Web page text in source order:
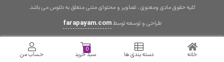
خانه دسته بندی ها سبد خرید
0
حساب من
کلیه حقوق مادی ومعنوی ، تصاویر و محتوای متنی متعلق به دلتوس می باشد.
طراحی و توسعه توسطfarapayam.com